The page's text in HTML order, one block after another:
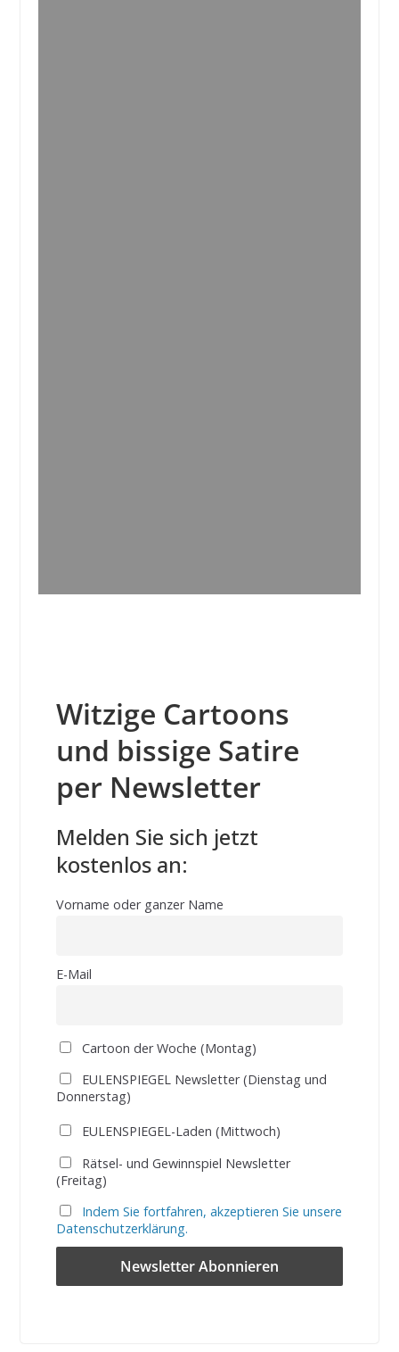
Witzige Cartoons
und bissige Satire
per Newsletter
Melden Sie sich jetzt
kostenlos an:
Vorname oder ganzer Name
E-Mail
Cartoon der Woche (Montag)
EULENSPIEGEL Newsletter (Dienstag und
Donnerstag)
EULENSPIEGEL-Laden (Mittwoch)
Rätsel- und Gewinnspiel Newsletter
(Freitag)
Indem Sie fortfahren, akzeptieren Sie unsere
Datenschutzerklärung.